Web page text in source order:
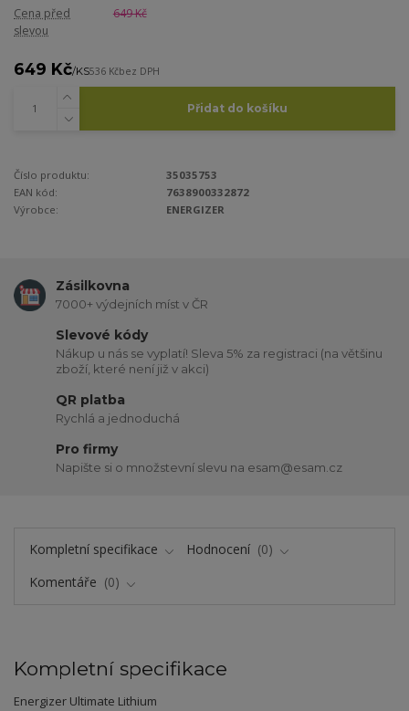
Cena před
slevou
649 Kč
649 Kč/KS536 Kčbez DPH
Přidat do košíku
Číslo produktu:
35035753
EAN kód:
7638900332872
Výrobce:
ENERGIZER
Zásilkovna
7000+ výdejních míst v ČR
Slevové kódy
Nákup u nás se vyplatí! Sleva 5% za registraci (na většinu
zboží, které není již v akci)
QR platba
Rychlá a jednoduchá
Pro firmy
Napište si o množstevní slevu na esam@esam.cz
Kompletní specifikace Hodnocení
0
Komentáře
0
Kompletní specifikace
Energizer Ultimate Lithium